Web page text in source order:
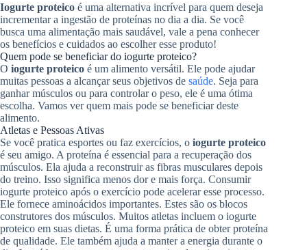
Iogurte proteico é uma alternativa incrível para quem deseja
incrementar a ingestão de proteínas no dia a dia. Se você
busca uma alimentação mais saudável, vale a pena conhecer
os benefícios e cuidados ao escolher esse produto!
Quem pode se beneficiar do iogurte proteico?
O iogurte proteico é um alimento versátil. Ele pode ajudar
muitas pessoas a alcançar seus objetivos de saúde. Seja para
ganhar músculos ou para controlar o peso, ele é uma ótima
escolha. Vamos ver quem mais pode se beneficiar deste
alimento.
Atletas e Pessoas Ativas
Se você pratica esportes ou faz exercícios, o iogurte proteico
é seu amigo. A proteína é essencial para a recuperação dos
músculos. Ela ajuda a reconstruir as fibras musculares depois
do treino. Isso significa menos dor e mais força. Consumir
iogurte proteico após o exercício pode acelerar esse processo.
Ele fornece aminoácidos importantes. Estes são os blocos
construtores dos músculos. Muitos atletas incluem o iogurte
proteico em suas dietas. É uma forma prática de obter proteína
de qualidade. Ele também ajuda a manter a energia durante o